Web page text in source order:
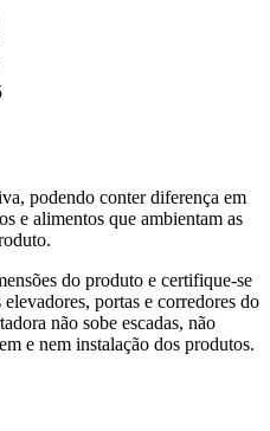
podendo conter diferença em
e alimentos que ambientam as
do produto e certifique-se
elevadores, portas e corredores do
não sobe escadas, não
e nem instalação dos produtos.